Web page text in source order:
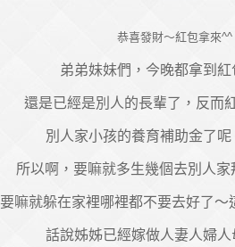
恭喜發財～紅包拿來^^
弟弟妹妹們，今晚都拿到紅
還是已經是別人的長輩了，反而
別人家小孩的養育補助金了呢
所以啊，要嘛就多生幾個去別人
要嘛就躲在家裡哪裡都不要去好了～
話說姊姊已經嫁做人妻人婦人